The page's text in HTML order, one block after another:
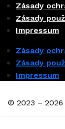
Zásady
Zásady
Impressum
Zásady
Zásady
Impressum
© 2023 –